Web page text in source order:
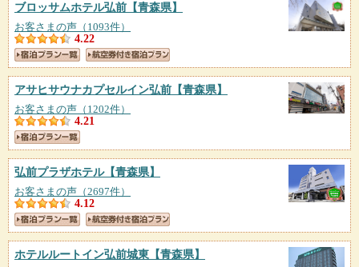
ブロッサムホテル弘前 【青森県】
お客さまの声（1093件）
4.22
アサヒサウナカプセルイン弘前 【青森県】
お客さまの声（1202件）
4.21
弘前プラザホテル【青森県】
お客さまの声（2697件）
4.12
ホテルルートイン弘前城東 【青森県】